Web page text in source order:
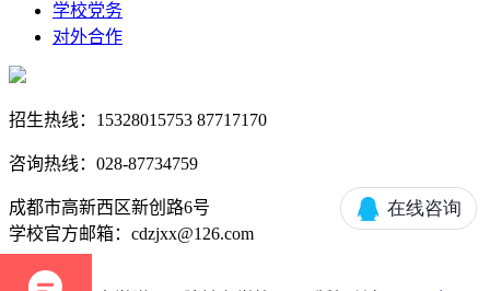
学校党务
对外合作
招生热线：15328015753 87717170
咨询热线：028-87734759
成都市高新西区新创路6号
学校官方邮箱：cdzjxx@126.com